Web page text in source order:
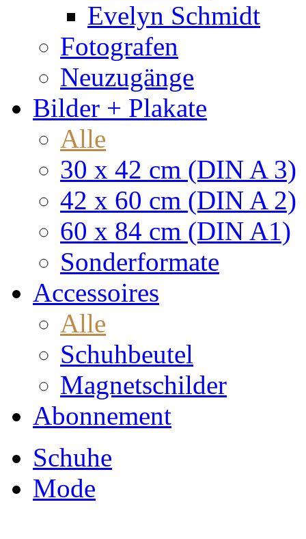
Evelyn Schmidt
Fotografen
Neuzugänge
Bilder + Plakate
Alle
30 x 42 cm (DIN A 3)
42 x 60 cm (DIN A 2)
60 x 84 cm (DIN A1)
Sonderformate
Accessoires
Alle
Schuhbeutel
Magnetschilder
Abonnement
Schuhe
Mode